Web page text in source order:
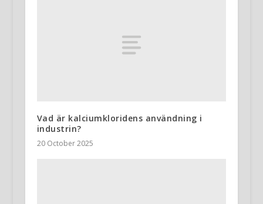
Vad är kalciumkloridens användning i
industrin?
20 October 2025